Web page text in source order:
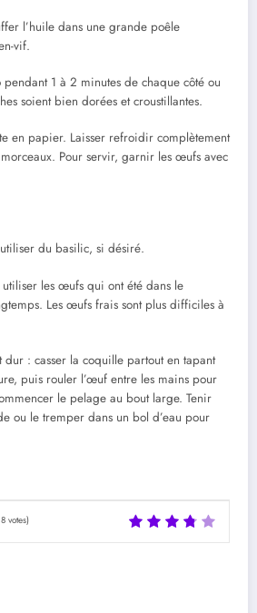
l’huile dans une grande poêle
vif.
1 à 2 minutes de chaque côté ou
soient bien dorées et croustillantes.
en papier. Laisser refroidir complètement
Pour servir, garnir les œufs avec
du basilic, si désiré.
les œufs qui ont été dans le
Les œufs frais sont plus difficiles à
: casser la coquille partout en tapant
puis rouler l’œuf entre les mains pour
le pelage au bout large. Tenir
ou le tremper dans un bol d’eau pour
votes)